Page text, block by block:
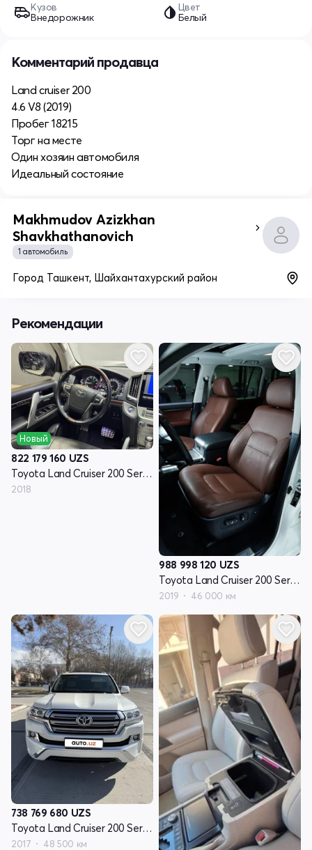
Кузов
Внедорожник
Цвет
Белый
Комментарий продавца
Land cruiser 200
4.6 V8 (2019)
Пробег 18215
Торг на месте
Один хозяин автомобиля
Идеальный состояние
Makhmudov Azizkhan
Shavkhathanovich
1 автомобиль
Город Ташкент, Шайхантахурский район
Рекомендации
Новый
822 179 160 UZS
Toyota Land Cruiser 200 Series рестайлинг 2
2018
988 998 120 UZS
Toyota Land Cruiser 200 Series рестайлинг 2
2019 46 000 км
738 769 680 UZS
Toyota Land Cruiser 200 Series рестайлинг 2
2017 48 500 км